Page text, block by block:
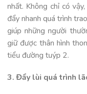
nhất. Không chỉ có
đẩy nhanh quá trình
giúp những người
giữ được thân hình
tiểu đường tuýp 2.
3. Đẩy lùi quá trình